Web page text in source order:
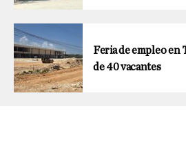
Feria de empleo en
de 40 vacantes